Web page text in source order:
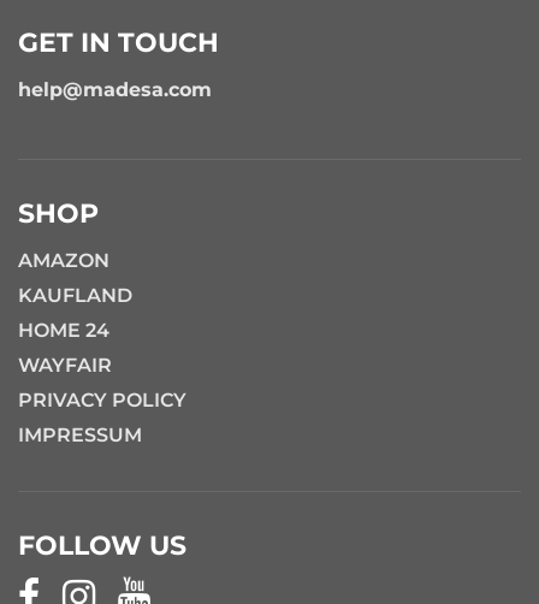
GET IN TOUCH
help@madesa.com
SHOP
AMAZON
KAUFLAND
HOME 24
WAYFAIR
PRIVACY POLICY
IMPRESSUM
FOLLOW US